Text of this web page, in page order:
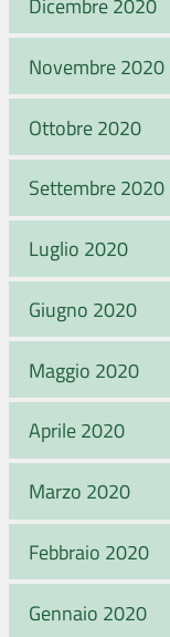
Dicembre 2020
Novembre 2020
Ottobre 2020
Settembre 2020
Luglio 2020
Giugno 2020
Maggio 2020
Aprile 2020
Marzo 2020
Febbraio 2020
Gennaio 2020